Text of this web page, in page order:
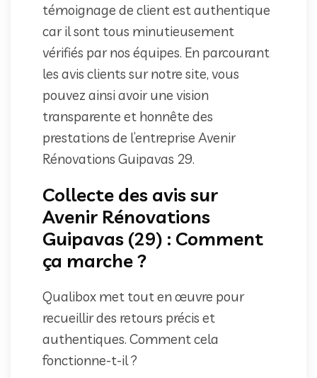
témoignage de client est authentique
car il sont tous minutieusement
vérifiés par nos équipes. En parcourant
les avis clients sur notre site, vous
pouvez ainsi avoir une vision
transparente et honnête des
prestations de l’entreprise Avenir
Rénovations Guipavas 29.
Collecte des avis sur
Avenir Rénovations
Guipavas (29) : Comment
ça marche ?
Qualibox met tout en œuvre pour
recueillir des retours précis et
authentiques. Comment cela
fonctionne-t-il ?